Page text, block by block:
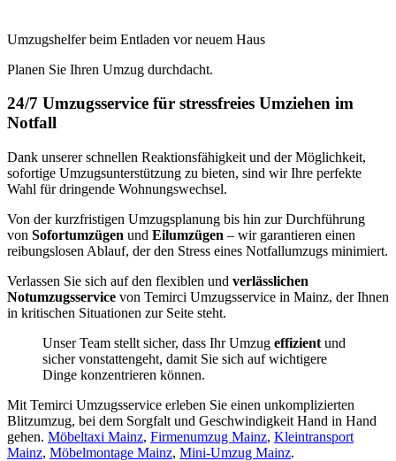
Umzugshelfer beim Entladen vor neuem Haus
Planen Sie Ihren Umzug durchdacht.
24/7 Umzugsservice für stressfreies Umziehen im
Notfall
Dank unserer schnellen Reaktionsfähigkeit und der Möglichkeit,
sofortige Umzugsunterstützung zu bieten, sind wir Ihre perfekte
Wahl für dringende Wohnungswechsel.
Von der kurzfristigen Umzugsplanung bis hin zur Durchführung
von Sofortumzügen und Eilumzügen – wir garantieren einen
reibungslosen Ablauf, der den Stress eines Notfallumzugs minimiert.
Verlassen Sie sich auf den flexiblen und verlässlichen
Notumzugsservice von Temirci Umzugsservice in Mainz, der Ihnen
in kritischen Situationen zur Seite steht.
Unser Team stellt sicher, dass Ihr Umzug effizient und
sicher vonstattengeht, damit Sie sich auf wichtigere
Dinge konzentrieren können.
Mit Temirci Umzugsservice erleben Sie einen unkomplizierten
Blitzumzug, bei dem Sorgfalt und Geschwindigkeit Hand in Hand
gehen. Möbeltaxi Mainz, Firmenumzug Mainz, Kleintransport
Mainz, Möbelmontage Mainz, Mini-Umzug Mainz.